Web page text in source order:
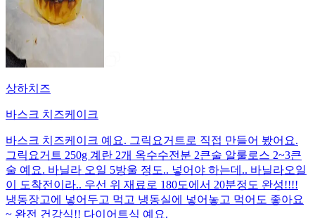
상하치즈
바스크 치즈케이크
바스크 치즈케이크 예요. 그릭요거트로 직접 만들어 봤어요.
그릭요거트 250g 계란 2개 옥수수전분 2큰술 알룰로스 2~3큰
술 예요. 바닐라 오일 5방울 정도.. 넣어야 하는데.. 바닐라오일
이 도착전이라.. 우선 위 재료로 180도에서 20분정도 완성!!!!
냉동장고에 넣어두고 먹고 냉동실에 넣어놓고 먹어도 좋아요
~ 완전 건강식!! 다이어트식 예요.